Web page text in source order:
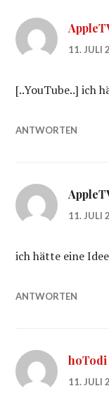
11. JULI
[..YouTube..] ich
ANTWORTEN
11. JULI
ich hätte eine
ANTWORTEN
hoTodi
11. JULI